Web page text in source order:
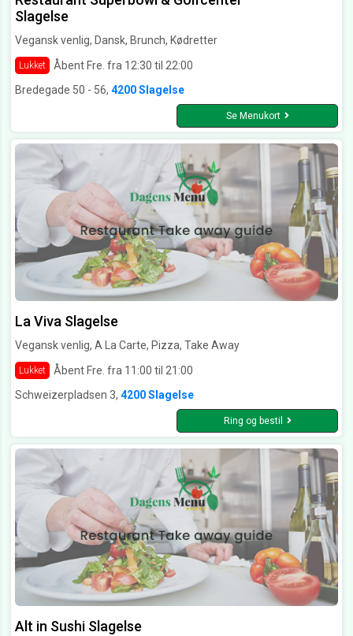
Slagelse
Vegansk venlig, Dansk, Brunch, Kødretter
Lukket
Åbent Fre. fra 12:30 til 22:00
Bredegade 50 - 56, 4200 Slagelse
Se Menukort
La Viva Slagelse
Vegansk venlig, A La Carte, Pizza, Take Away
Lukket
Åbent Fre. fra 11:00 til 21:00
Schweizerpladsen 3, 4200 Slagelse
Ring og bestil
Alt in Sushi Slagelse